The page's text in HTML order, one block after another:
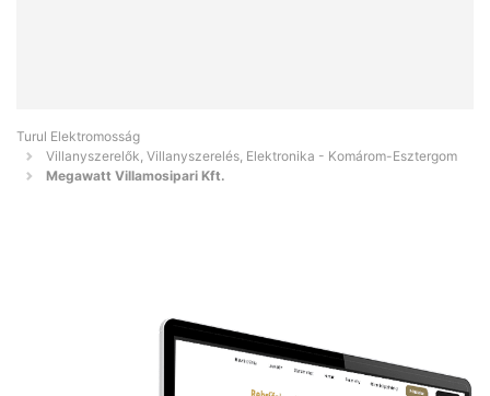
Turul Elektromosság
Villanyszerelők, Villanyszerelés, Elektronika - Komárom-Esztergom
Megawatt Villamosipari Kft.